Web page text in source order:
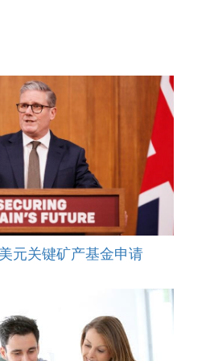
元关键矿产基金申请